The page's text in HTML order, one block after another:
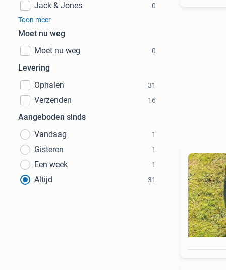
Jack & Jones
0
Toon meer
Moet nu weg
Moet nu weg
0
Levering
Ophalen
31
Verzenden 16
Aangeboden sinds
Vandaag
1
Gisteren 1
Een week 1
Altijd 31